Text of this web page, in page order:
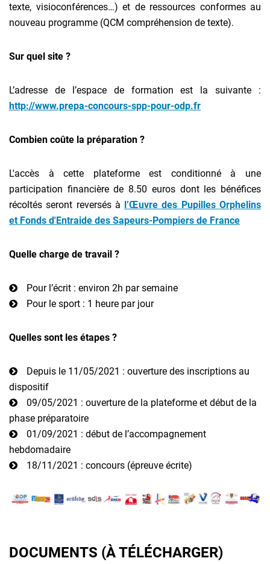
texte, visioconférences…) et de ressources conformes au
nouveau programme (QCM compréhension de texte).
Sur quel site ?
L’adresse de l’espace de formation est la suivante :
http://www.prepa-concours-spp-pour-odp.fr
Combien coûte la préparation ?
L'accès à cette plateforme est conditionné à une
participation financière de 8.50 euros dont les bénéfices
récoltés seront reversés à l’Œuvre des Pupilles Orphelins
et Fonds d'Entraide des Sapeurs-Pompiers de France
Quelle charge de travail ?
Pour l’écrit : environ 2h par semaine
Pour le sport : 1 heure par jour
Quelles sont les étapes ?
Depuis le 11/05/2021 : ouverture des inscriptions au
dispositif
09/05/2021 : ouverture de la plateforme et début de la
phase préparatoire
01/09/2021 : début de l’accompagnement
hebdomadaire
18/11/2021 : concours (épreuve écrite)
DOCUMENTS (À TÉLÉCHARGER)